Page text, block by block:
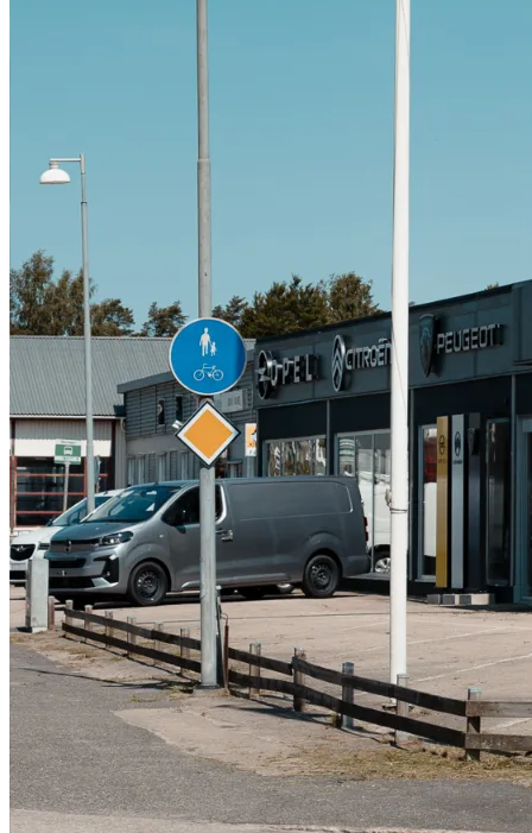
Däckverkstad